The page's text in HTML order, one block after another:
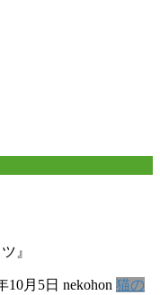
』
10月5日 nekohon 猫の